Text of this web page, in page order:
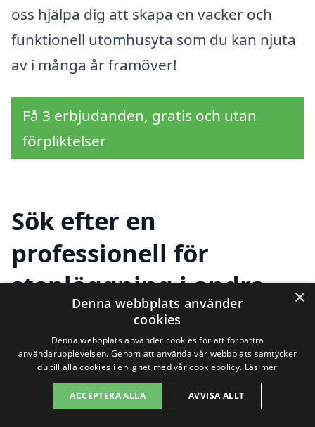
oss hjälpa dig att skapa en vacker och
funktionell utomhusyta som du kan njuta
av i många år framöver!
Få 3 erbjudanden, gratis och utan
förpliktelser
Sök efter en
professionell för
stenläggning i andra
städer nära Igelstorp
Att hitta rätt företag förstenläggning i
Igelstorpkan vara en utmaning, men det
×
Denna webbplats använder
cookies
Denna webbplats använder cookies för att förbättra
användarupplevelsen. Genom att använda vår webbplats samtycker
du till alla cookies i enlighet med vår cookiepolicy. Läs mer
ACCEPTERA ALLA AVVISA ALLT